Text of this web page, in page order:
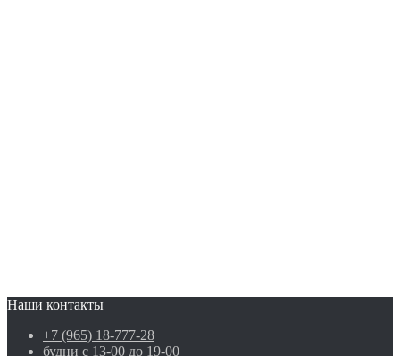
Наши контакты
+7 (965) 18-777-28
будни с 13-00 до 19-00